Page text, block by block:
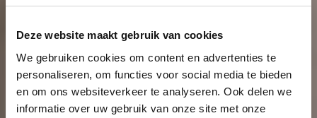
Deze website maakt gebruik van cookies
We gebruiken cookies om content en advertenties te
personaliseren, om functies voor social media te bieden
en om ons websiteverkeer te analyseren. Ook delen we
informatie over uw gebruik van onze site met onze